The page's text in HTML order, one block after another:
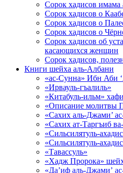
Сорок хадисов имама
Сорок хадисов о
Сорок хадисов о
Сорок хадисов о
Сорок хадисов об
касающихся женщин
Сорок хадисов,
Книги шейха аль-Албани
«ас-Сунна» Ибн Аби
«Ирвауль-гъалиль»
«Китабуль-ильм»
«Описание молитвы
«Сахих аль-Джами’
«Сахих ат-Таргъиб
«Сильсилятуль-
«Сильсилятуль-
«Тавассуль»
«Хадж Пророка»
«Да’иф аль-Джами’